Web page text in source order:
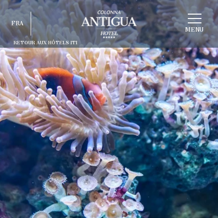
MENU
RETOUR AUX HÔTELS ITI
FRA
ITA
ENG
FRA
DEU
ESP
RUS
CHOISIR
HOTEL